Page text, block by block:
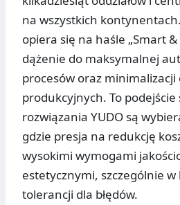
na wszystkich
opiera się na haśle „Smart
dążenie do maksymalnej
procesów oraz minimalizacji
produkcyjnych. To podejście
rozwiązania YUDO są
gdzie presja na redukcję
wysokimi wymogami
estetycznymi, szczególnie
tolerancji dla błędów.